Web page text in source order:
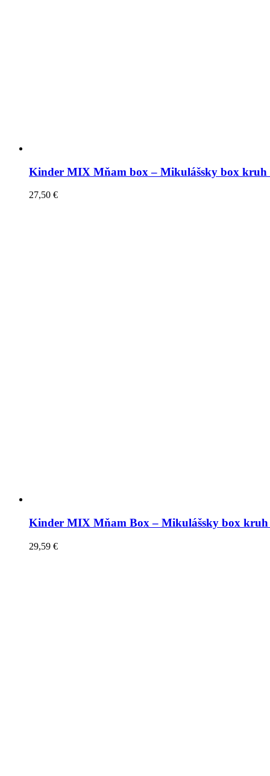
Kinder MIX Mňam box – Mikulášsky box kruh
27,50 €
Kinder MIX Mňam Box – Mikulášsky box kruh
29,59 €